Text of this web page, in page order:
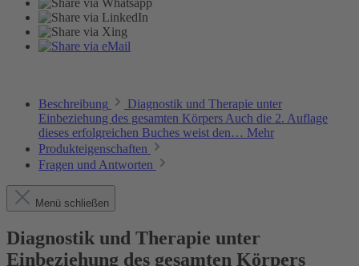
Beschreibung
Diagnostik und Therapie unter
Einbeziehung des gesamten Körpers Auch die 2. Auflage
dieses erfolgrei­chen Buches weist den… Mehr
Produkteigenschaften
Fragen und Antworten
Menü schließen
Diagnostik und Therapie unter
Einbeziehung des gesamten Körpers